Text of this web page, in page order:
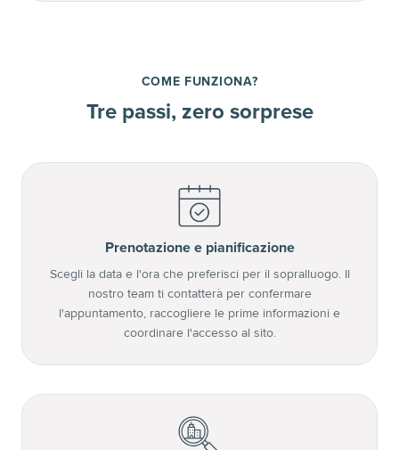
COME FUNZIONA?
Tre passi, zero sorprese
Prenotazione e pianificazione
Scegli la data e l'ora che preferisci per il sopralluogo. Il
nostro team ti contatterà per confermare
l'appuntamento, raccogliere le prime informazioni e
coordinare l'accesso al sito.